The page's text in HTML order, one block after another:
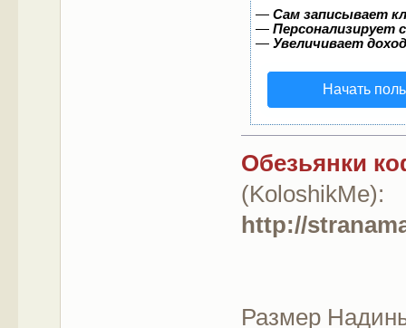
—Сам записывает
—Персонализирует
—Увеличивает
Начать
Обезьянки
(KoloshikMe):
http://
Размер